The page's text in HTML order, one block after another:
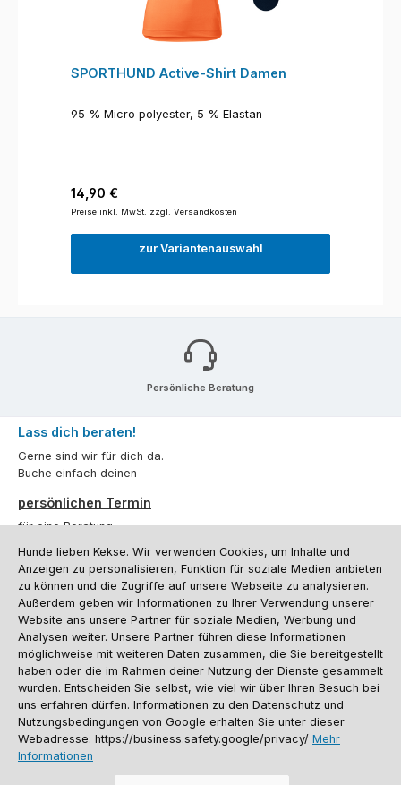
SPORTHUND Active-Shirt Damen
95 % Micro polyester, 5 % Elastan
Regulärer Preis:
14,90 €
Preise inkl. MwSt. zzgl. Versandkosten
zur Variantenauswahl
Persönliche Beratung
Lass dich beraten!
Gerne sind wir für dich da.
Buche einfach deinen
persönlichen Termin
für eine Beratung.
Oder über unserKontaktformular.
Vertrag widerrufen
Kundenservice
Informationen
Social Media und Kontakt
Versandinformationen
Batterieentsorgung
Warenrücksendung Sporthund Katalog
Hunde lieben Kekse. Wir verwenden Cookies, um Inhalte und
Anzeigen zu personalisieren, Funktion für soziale Medien anbieten
zu können und die Zugriffe auf unsere Webseite zu analysieren.
Außerdem geben wir Informationen zu Ihrer Verwendung unserer
Website ans unsere Partner für soziale Medien, Werbung und
Analysen weiter. Unsere Partner führen diese Informationen
möglichweise mit weiteren Daten zusammen, die Sie bereitgestellt
haben oder die im Rahmen deiner Nutzung der Dienste gesammelt
wurden. Entscheiden Sie selbst, wie viel wir über Ihren Besuch bei
uns erfahren dürfen. Informationen zu den Datenschutz und
Nutzungsbedingungen von Google erhalten Sie unter dieser
Webadresse: https://business.safety.google/privacy/ Mehr
Informationen